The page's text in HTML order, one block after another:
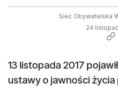
Sieć Obywatelska
24
13 listopada 2017
ustawy o jawności życia